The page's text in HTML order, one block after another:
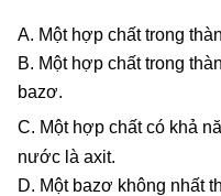
A. Một hợp chất trong
B. Một hợp chất trong
bazơ.
C. Một hợp chất có khả
nước là axit.
D. Một bazơ không nhất